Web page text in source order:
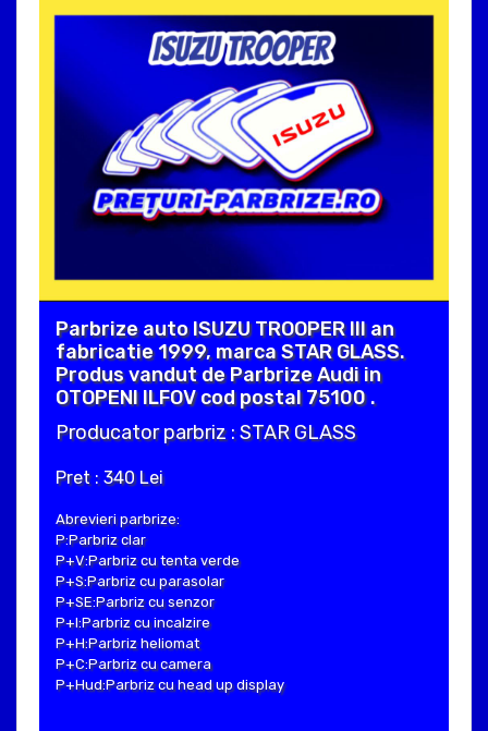
Parbrize auto ISUZU TROOPER III an
fabricatie 1999, marca STAR GLASS.
Produs vandut de Parbrize Audi in
OTOPENI ILFOV cod postal 75100 .
Producator parbriz : STAR GLASS
Pret : 340 Lei
Abrevieri parbrize:
P:Parbriz clar
P+V:Parbriz cu tenta verde
P+S:Parbriz cu parasolar
P+SE:Parbriz cu senzor
P+I:Parbriz cu incalzire
P+H:Parbriz heliomat
P+C:Parbriz cu camera
P+Hud:Parbriz cu head up display